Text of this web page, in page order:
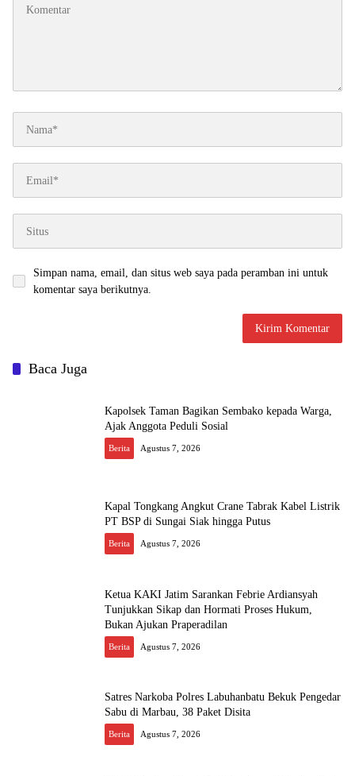
Simpan nama, email, dan situs web saya pada peramban ini untuk
komentar saya berikutnya.
Baca Juga
Kapolsek Taman Bagikan Sembako kepada Warga,
Ajak Anggota Peduli Sosial
Berita Agustus 7, 2026
Kapal Tongkang Angkut Crane Tabrak Kabel Listrik
PT BSP di Sungai Siak hingga Putus
Berita Agustus 7, 2026
Ketua KAKI Jatim Sarankan Febrie Ardiansyah
Tunjukkan Sikap dan Hormati Proses Hukum,
Bukan Ajukan Praperadilan
Berita Agustus 7, 2026
Satres Narkoba Polres Labuhanbatu Bekuk Pengedar
Sabu di Marbau, 38 Paket Disita
Berita Agustus 7, 2026